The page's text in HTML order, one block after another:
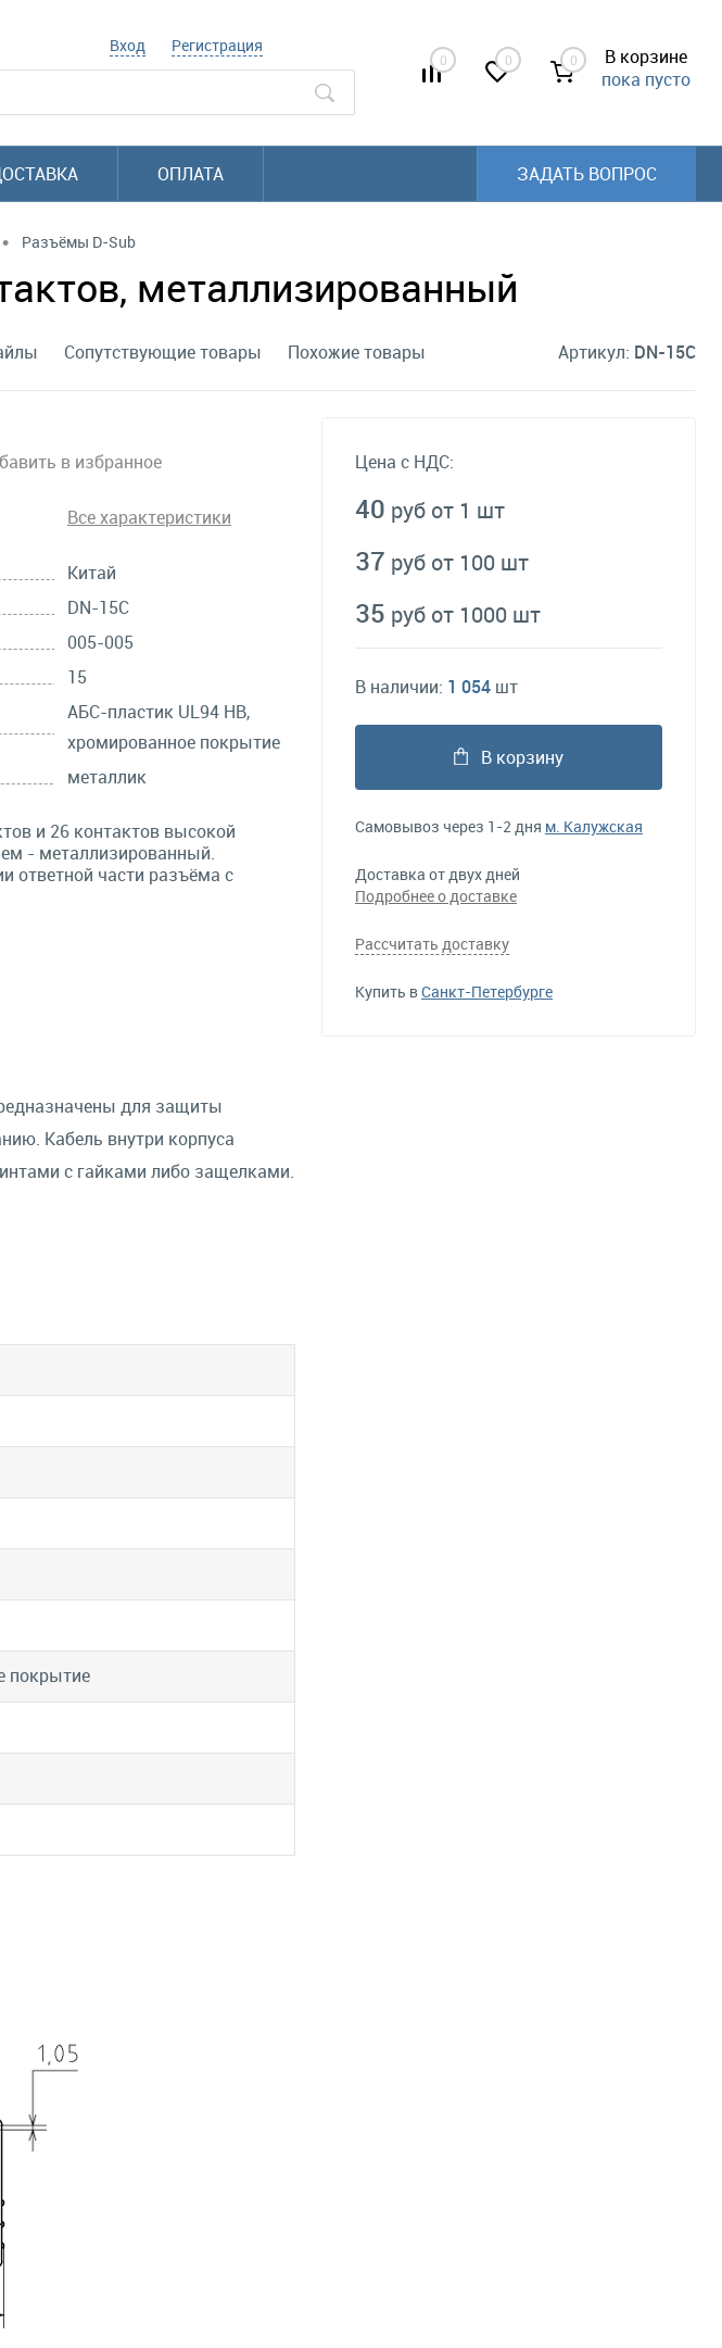
Вход Регистрация
0 0 0
В корзине
пока пусто
ОПЛАТА ЗАДАТЬ ВОПРОС
• Разъёмы D-Sub
металлизированный
Сопутствующие товары Похожие товары Артикул: DN-15C
в избранное
Все характеристики
Китай
DN-15C
005-005
15
АБС-пластик UL94 HB,
хромированное покрытие
металлик
и 26 контактов высокой
- металлизированный.
ответной части разъёма с
для защиты
Кабель внутри корпуса
с гайками либо защелками.
покрытие
Цена с НДС:
40 руб от 1 шт
37 руб от 100 шт
35 руб от 1000 шт
В наличии: 1 054 шт
В корзину
Самовывоз через 1-2 дня м. Калужская
Доставка от двух дней
Подробнее о доставке
Рассчитать доставку
Купить вСанкт-Петербурге